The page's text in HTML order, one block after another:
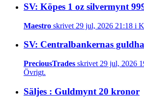
SV: Köpes 1 oz silvermynt
Maestro skrivet 29 jul, 2026 21:18 i
SV: Centralbankernas
PreciousTrades skrivet 29 jul, 2026
Övrigt.
Säljes : Guldmynt 20 kronor